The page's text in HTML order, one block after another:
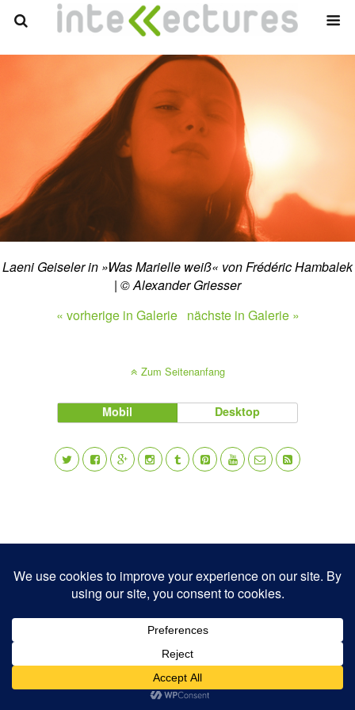
Laeni Geiseler in »Was Marielle weiß« von Frédéric Hambalek
| © Alexander Griesser
« vorherige in Galerie nächste in Galerie »
Zum Seitenanfang
Mobil Desktop